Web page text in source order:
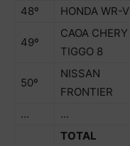
48º
HONDA WR-V
49º
CAOA CHERY
TIGGO 8
50º
NISSAN
FRONTIER
… …
TOTAL